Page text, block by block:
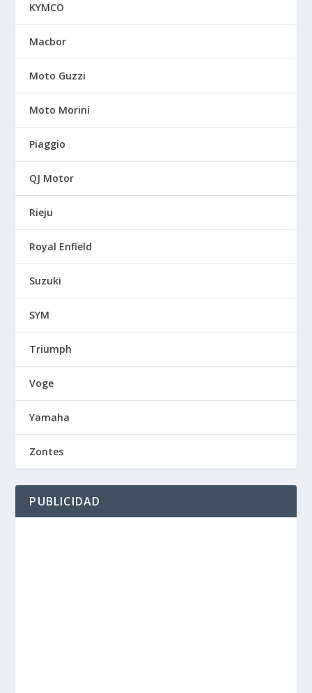
KYMCO
Macbor
Moto Guzzi
Moto Morini
Piaggio
QJ Motor
Rieju
Royal Enfield
Suzuki
SYM
Triumph
Voge
Yamaha
Zontes
PUBLICIDAD